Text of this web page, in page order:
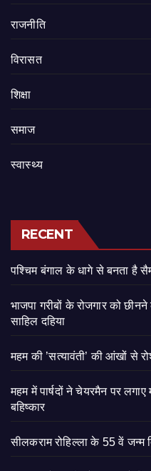
राजनीति
‍‍विरासत
शिक्षा
समाज
स्वास्थ्य
RECENT
पश्चिम बंगाल के धागे से बनता है
भाजपा गरीबों के रोजगार को
साहिल दहिया
महम की ’सत्यावंती’ की आंखों से
महम में पार्षदों ने चेयरमैन पर
बहिष्कार
सीलकराम रोहिल्ला के 55 वें जन्म